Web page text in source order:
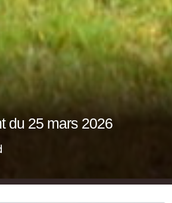
du 25 mars 2026